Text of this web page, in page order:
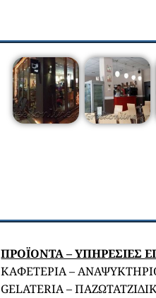
ΠΡΟΪΟΝΤΑ – ΥΠΗΡΕΣΙΕΣ
ΚΑΦΕΤΕΡΙΑ –
GELATERIA –